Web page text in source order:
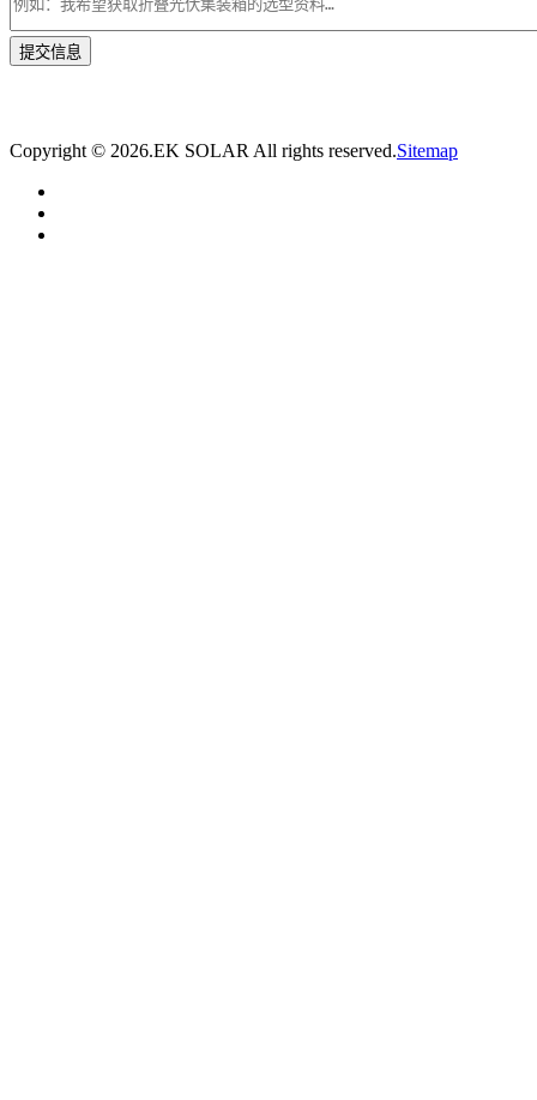
Copyright © 2026.EK SOLAR All rights reserved.Sitemap